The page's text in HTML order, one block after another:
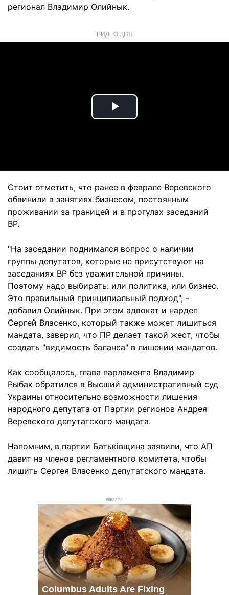
регионал Владимир Олийнык.
ВИДЕО ДНЯ
Play
Стоит отметить, что ранее в феврале Веревского
обвинили в занятиях бизнесом, постоянным
проживании за границей и в прогулах заседаний
ВР.
"На заседании поднимался вопрос о наличии
группы депутатов, которые не присутствуют на
заседаниях ВР без уважительной причины.
Поэтому надо выбирать: или политика, или бизнес.
Это правильный принципиальный подход", -
добавил Олийнык. При этом адвокат и нардеп
Сергей Власенко, который также может лишиться
мандата, заверил, что ПР делает такой жест, чтобы
создать "видимость баланса" в лишении мандатов.
Как сообщалось, глава парламента Владимир
Рыбак обратился в Высший административный суд
Украины относительно возможности лишения
народного депутата от Партии регионов Андрея
Веревского депутатского мандата.
Напомним, в партии Батьківщина заявили, что АП
давит на членов регламентного комитета, чтобы
лишить Сергея Власенко депутатского мандата.
РЕКЛАМА